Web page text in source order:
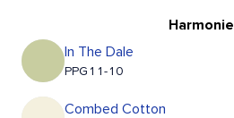
Harmonie
In The Dale
PPG11-10
Combed Cotton